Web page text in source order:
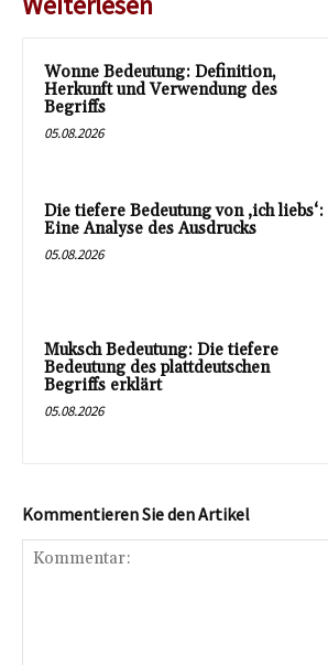
Wonne Bedeutung: Definition,
Herkunft und Verwendung des
Begriffs
05.08.2026
Die tiefere Bedeutung von ‚ich liebs‘:
Eine Analyse des Ausdrucks
05.08.2026
Muksch Bedeutung: Die tiefere
Bedeutung des plattdeutschen
Begriffs erklärt
05.08.2026
Kommentieren Sie den Artikel